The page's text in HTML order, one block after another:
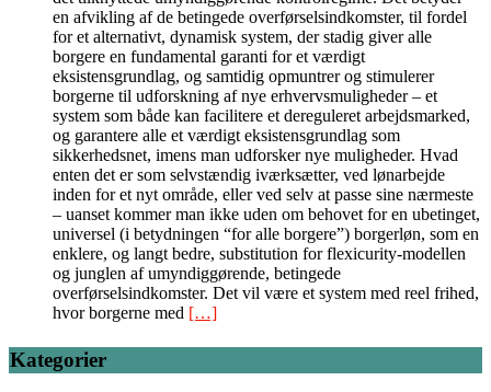
en afvikling af de betingede overførselsindkomster, til fordel
for et alternativt, dynamisk system, der stadig giver alle
borgere en fundamental garanti for et værdigt
eksistensgrundlag, og samtidig opmuntrer og stimulerer
borgerne til udforskning af nye erhvervsmuligheder – et
system som både kan facilitere et dereguleret arbejdsmarked,
og garantere alle et værdigt eksistensgrundlag som
sikkerhedsnet, imens man udforsker nye muligheder. Hvad
enten det er som selvstændig iværksætter, ved lønarbejde
inden for et nyt område, eller ved selv at passe sine nærmeste
– uanset kommer man ikke uden om behovet for en ubetinget,
universel (i betydningen “for alle borgere”) borgerløn, som en
enklere, og langt bedre, substitution for flexicurity-modellen
og junglen af umyndiggørende, betingede
overførselsindkomster. Det vil være et system med reel frihed,
hvor borgerne med […]
Kategorier